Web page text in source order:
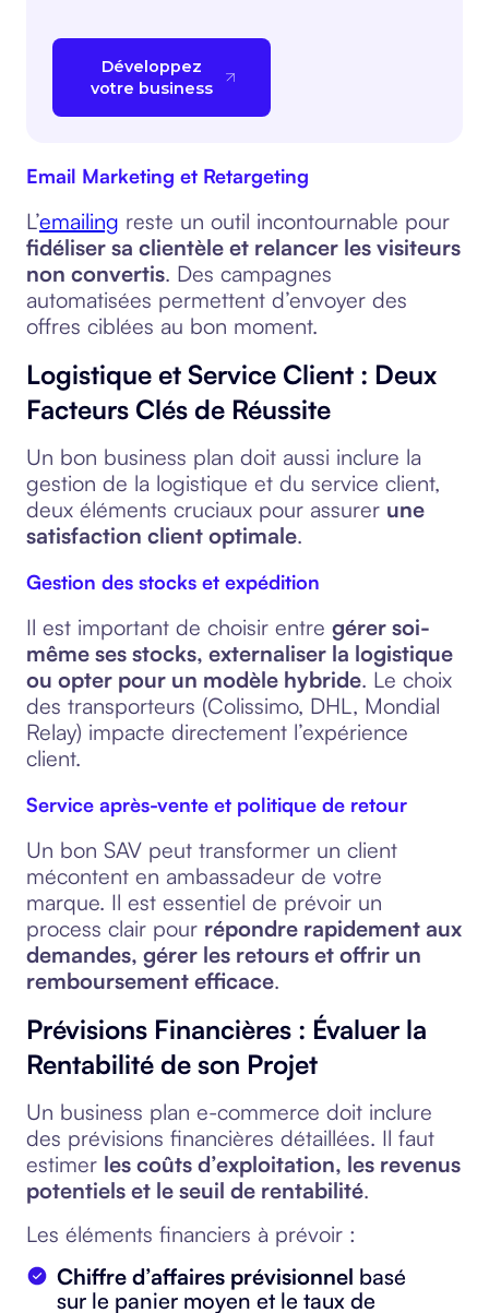
Développez
votre business
Email Marketing et Retargeting
L’emailing reste un outil incontournable pour
fidéliser sa clientèle et relancer les visiteurs
non convertis. Des campagnes
automatisées permettent d’envoyer des
offres ciblées au bon moment.
Logistique et Service Client : Deux
Facteurs Clés de Réussite
Un bon business plan doit aussi inclure la
gestion de la logistique et du service client,
deux éléments cruciaux pour assurer une
satisfaction client optimale.
Gestion des stocks et expédition
Il est important de choisir entre gérer soi-
même ses stocks, externaliser la logistique
ou opter pour un modèle hybride. Le choix
des transporteurs (Colissimo, DHL, Mondial
Relay) impacte directement l’expérience
client.
Service après-vente et politique de retour
Un bon SAV peut transformer un client
mécontent en ambassadeur de votre
marque. Il est essentiel de prévoir un
process clair pour répondre rapidement aux
demandes, gérer les retours et offrir un
remboursement efficace.
Prévisions Financières : Évaluer la
Rentabilité de son Projet
Un business plan e-commerce doit inclure
des prévisions financières détaillées. Il faut
estimer les coûts d’exploitation, les revenus
potentiels et le seuil de rentabilité.
Les éléments financiers à prévoir :
Chiffre d’affaires prévisionnel basé
sur le panier moyen et le taux de